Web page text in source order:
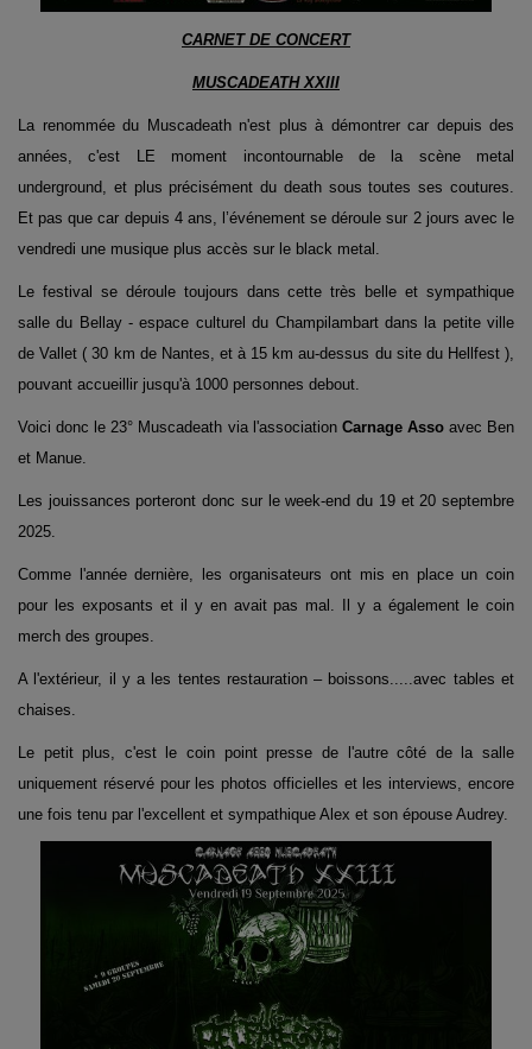
CARNET DE CONCERT
MUSCADEATH XXIII
La renommée du Muscadeath n'est plus à démontrer car depuis des
années, c'est LE moment incontournable de la scène metal
underground, et plus précisément du death sous toutes ses coutures.
Et pas que car depuis 4 ans, l’événement se déroule sur 2 jours avec le
vendredi une musique plus accès sur le black metal.
Le festival se déroule toujours dans cette très belle et sympathique
salle du Bellay - espace culturel du Champilambart dans la petite ville
de Vallet ( 30 km de Nantes, et à 15 km au-dessus du site du Hellfest ),
pouvant accueillir jusqu'à 1000 personnes debout.
Voici donc le 23° Muscadeath via l'association Carnage Assoavec Ben
et Manue.
Les jouissances porteront donc sur le week-end du 19 et 20 septembre
2025.
Comme l'année dernière, les organisateurs ont mis en place un coin
pour les exposants et il y en avait pas mal. Il y a également le coin
merch des groupes.
A l'extérieur, il y a les tentes restauration – boissons.....avec tables et
chaises.
Le petit plus, c'est le coin point presse de l'autre côté de la salle
uniquement réservé pour les photos officielles et les interviews, encore
une fois tenu par l'excellent et sympathique Alex et son épouse Audrey.